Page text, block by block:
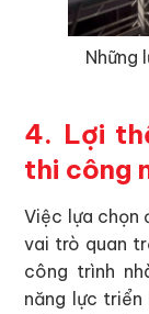
Những
4. Lợi
thi công
Việc lựa chọn
vai trò quan
công trình
năng lực triển